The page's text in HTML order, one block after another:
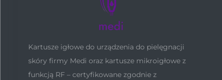
Kartusze igłowe do urządzenia do pielęgnacji
skóry firmy Medi oraz kartusze mikroigłowe z
funkcją RF – certyfikowane zgodnie z